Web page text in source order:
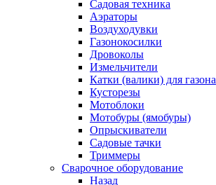
Садовая техника
Аэраторы
Воздуходувки
Газонокосилки
Дровоколы
Измельчители
Катки (валики) для газона
Кусторезы
Мотоблоки
Мотобуры (ямобуры)
Опрыскиватели
Садовые тачки
Триммеры
Сварочное оборудование
Назад